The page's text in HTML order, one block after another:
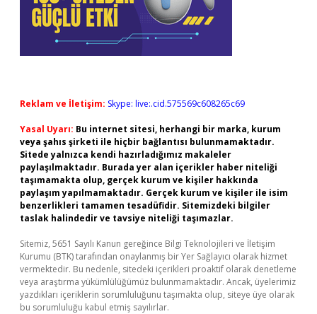
Reklam ve İletişim: Skype: live:.cid.575569c608265c69
Yasal Uyarı: Bu internet sitesi, herhangi bir marka, kurum
veya şahıs şirketi ile hiçbir bağlantısı bulunmamaktadır.
Sitede yalnızca kendi hazırladığımız makaleler
paylaşılmaktadır. Burada yer alan içerikler haber niteliği
taşımamakta olup, gerçek kurum ve kişiler hakkında
paylaşım yapılmamaktadır. Gerçek kurum ve kişiler ile isim
benzerlikleri tamamen tesadüfidir. Sitemizdeki bilgiler
taslak halindedir ve tavsiye niteliği taşımazlar.
Sitemiz, 5651 Sayılı Kanun gereğince Bilgi Teknolojileri ve İletişim
Kurumu (BTK) tarafından onaylanmış bir Yer Sağlayıcı olarak hizmet
vermektedir. Bu nedenle, sitedeki içerikleri proaktif olarak denetleme
veya araştırma yükümlülüğümüz bulunmamaktadır. Ancak, üyelerimiz
yazdıkları içeriklerin sorumluluğunu taşımakta olup, siteye üye olarak
bu sorumluluğu kabul etmiş sayılırlar.